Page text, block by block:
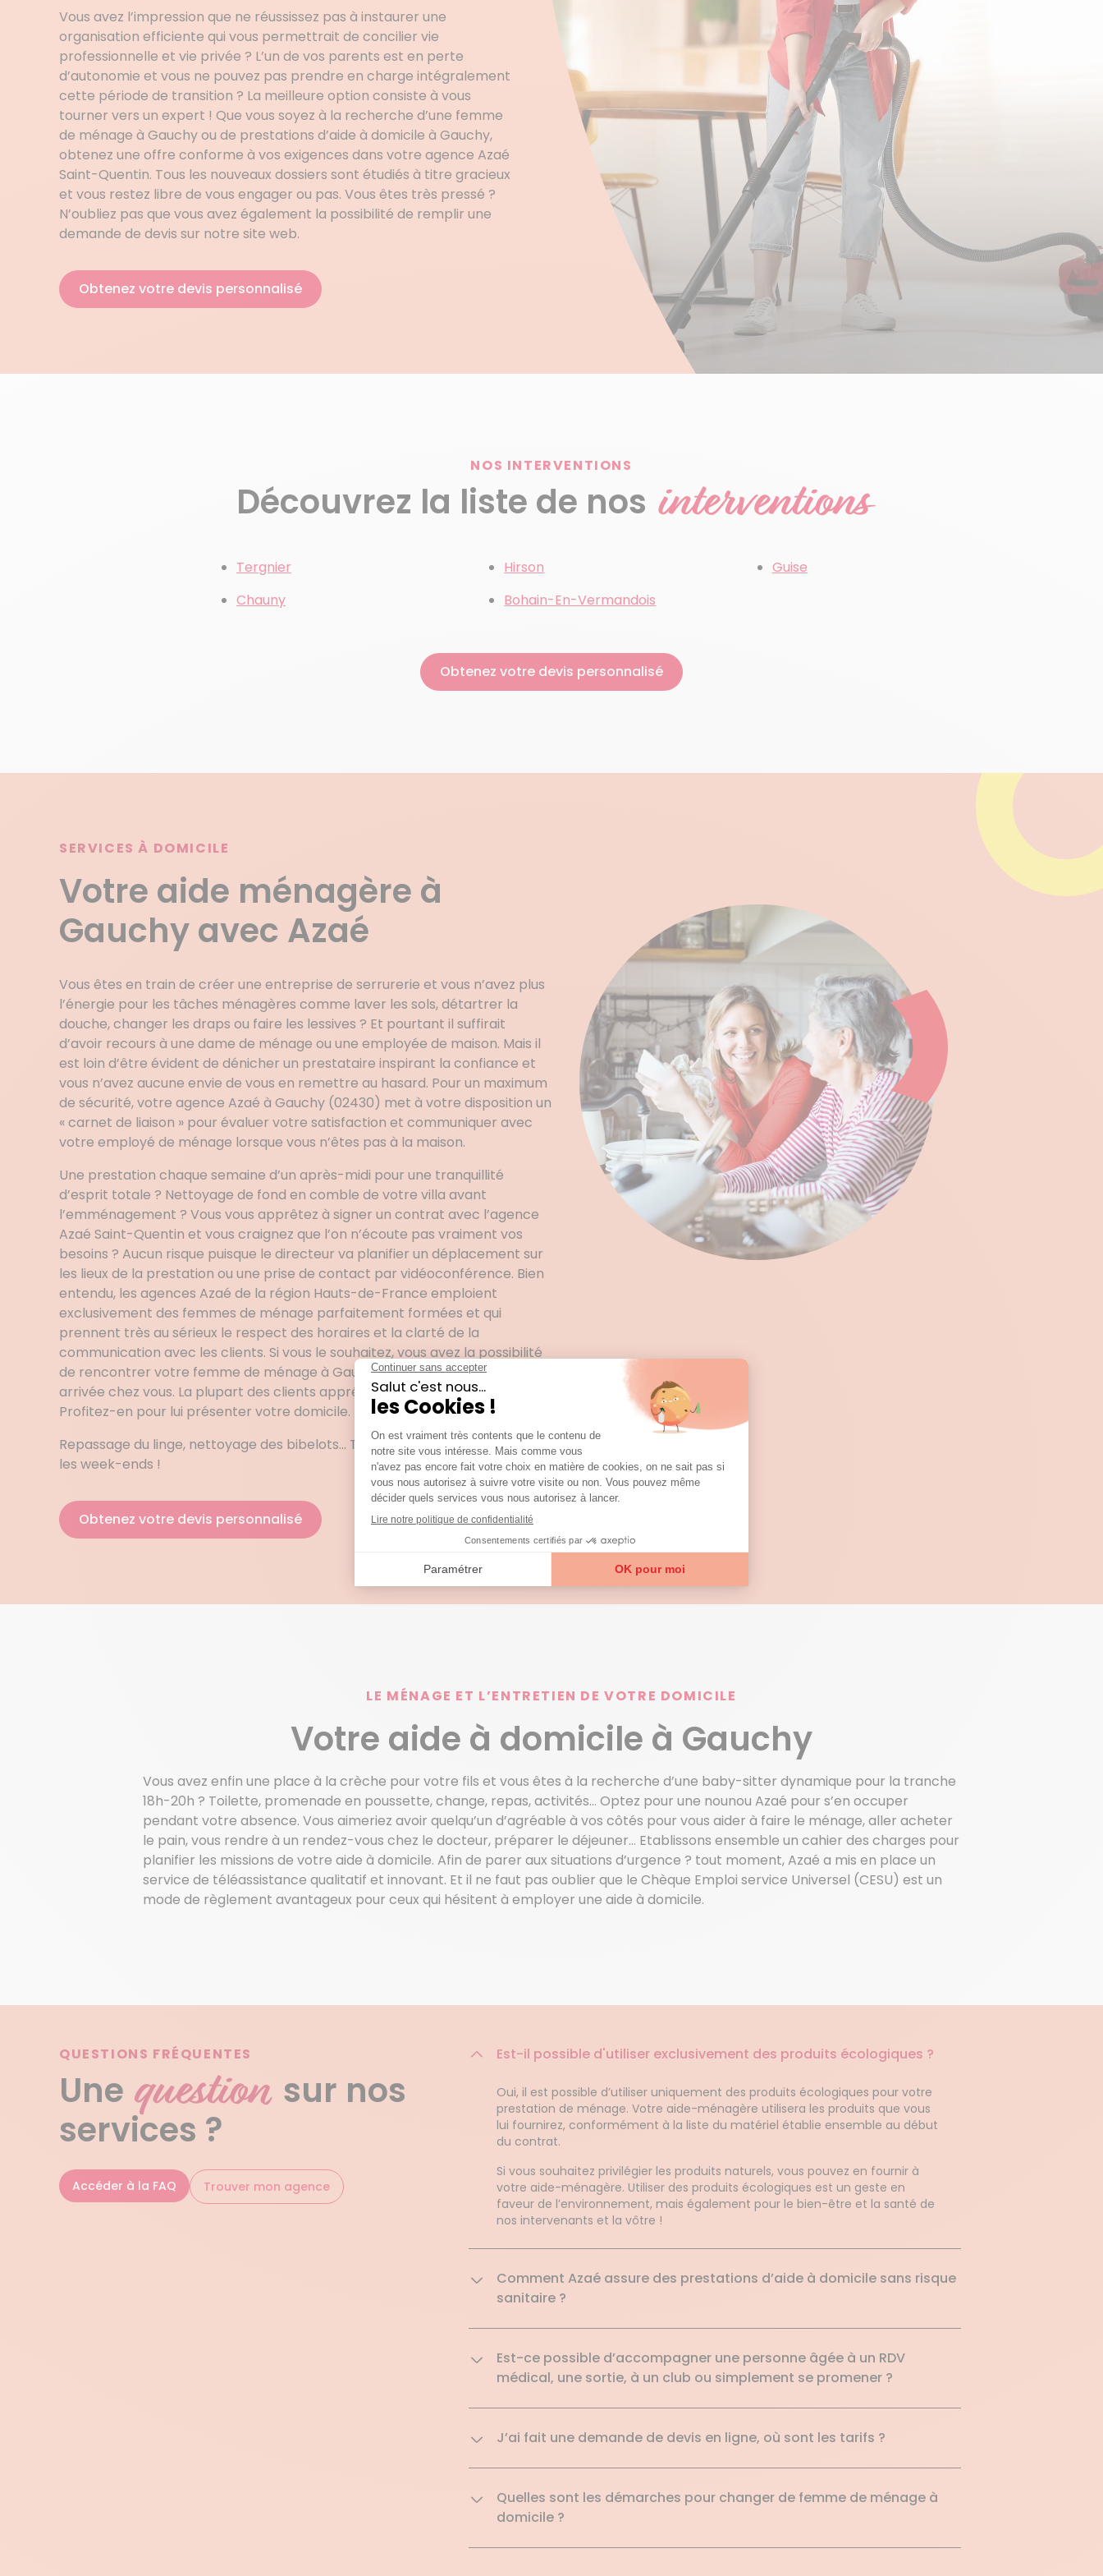
Vous avez l’impression que ne réussissez pas à instaurer une
organisation efficiente qui vous permettrait de concilier vie
professionnelle et vie privée ? L’un de vos parents est en perte
d’autonomie et vous ne pouvez pas prendre en charge intégralement
cette période de transition ? La meilleure option consiste à vous
tourner vers un expert ! Que vous soyez à la recherche d’une femme
de ménage à Gauchy ou de prestations d’aide à domicile à Gauchy,
obtenez une offre conforme à vos exigences dans votre agence Azaé
Saint-Quentin. Tous les nouveaux dossiers sont étudiés à titre gracieux
et vous restez libre de vous engager ou pas. Vous êtes très pressé ?
N’oubliez pas que vous avez également la possibilité de remplir une
demande de devis sur notre site web.
Obtenez votre devis personnalisé
NOS INTERVENTIONS
Découvrez la liste de nos interventions
Tergnier
Chauny
Hirson
Bohain-En-Vermandois
Guise
Obtenez votre devis personnalisé
SERVICES À DOMICILE
Votre aide ménagère à
Gauchy avec Azaé
Vous êtes en train de créer une entreprise de serrurerie et vous n’avez plus
l’énergie pour les tâches ménagères comme laver les sols, détartrer la
douche, changer les draps ou faire les lessives ? Et pourtant il suffirait
d’avoir recours à une dame de ménage ou une employée de maison. Mais il
est loin d’être évident de dénicher un prestataire inspirant la confiance et
vous n’avez aucune envie de vous en remettre au hasard. Pour un maximum
de sécurité, votre agence Azaé à Gauchy (02430) met à votre disposition un
« carnet de liaison » pour évaluer votre satisfaction et communiquer avec
votre employé de ménage lorsque vous n’êtes pas à la maison.
Une prestation chaque semaine d’un après-midi pour une tranquillité
d’esprit totale ? Nettoyage de fond en comble de votre villa avant
l’emménagement ? Vous vous apprêtez à signer un contrat avec l’agence
Azaé Saint-Quentin et vous craignez que l’on n’écoute pas vraiment vos
besoins ? Aucun risque puisque le directeur va planifier un déplacement sur
les lieux de la prestation ou une prise de contact par vidéoconférence. Bien
entendu, les agences Azaé de la région Hauts-de-France emploient
exclusivement des femmes de ménage parfaitement formées et qui
prennent très au sérieux le respect des horaires et la clarté de la
communication avec les clients. Si vous le souhaitez, vous avez la possibilité
de rencontrer votre femme de ménage à Gauchy avant sa première
arrivée chez vous. La plupart des clients apprécient ce premier contact.
Profitez-en pour lui présenter votre domicile.
Repassage du linge, nettoyage des bibelots… Tout cela ne vous gâchera plus
les week-ends !
Obtenez votre devis personnalisé
LE MÉNAGE ET L’ENTRETIEN DE VOTRE DOMICILE
Votre aide à domicile à Gauchy
Vous avez enfin une place à la crèche pour votre fils et vous êtes à la recherche d’une baby-sitter dynamique pour la tranche
18h-20h ? Toilette, promenade en poussette, change, repas, activités… Optez pour une nounou Azaé pour s’en occuper
pendant votre absence. Vous aimeriez avoir quelqu’un d’agréable à vos côtés pour vous aider à faire le ménage, aller acheter
le pain, vous rendre à un rendez-vous chez le docteur, préparer le déjeuner… Etablissons ensemble un cahier des charges pour
planifier les missions de votre aide à domicile. Afin de parer aux situations d’urgence ? tout moment, Azaé a mis en place un
service de téléassistance qualitatif et innovant. Et il ne faut pas oublier que le Chèque Emploi service Universel (CESU) est un
mode de règlement avantageux pour ceux qui hésitent à employer une aide à domicile.
QUESTIONS FRÉQUENTES
Une question sur nos
services ?
Accéder à la FAQ Trouver mon agence
Est-il possible d'utiliser exclusivement des produits écologiques ?
Oui, il est possible d’utiliser uniquement des produits écologiques pour votre
prestation de ménage. Votre aide-ménagère utilisera les produits que vous
lui fournirez, conformément à la liste du matériel établie ensemble au début
du contrat.
Si vous souhaitez privilégier les produits naturels, vous pouvez en fournir à
votre aide-ménagère. Utiliser des produits écologiques est un geste en
faveur de l’environnement, mais également pour le bien-être et la santé de
nos intervenants et la vôtre !
Comment Azaé assure des prestations d’aide à domicile sans risque
sanitaire ?
Est-ce possible d’accompagner une personne âgée à un RDV
médical, une sortie, à un club ou simplement se promener ?
J’ai fait une demande de devis en ligne, où sont les tarifs ?
Quelles sont les démarches pour changer de femme de ménage à
domicile ?